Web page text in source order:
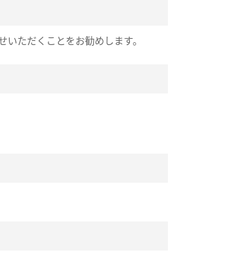
ただくことをお勧めします。